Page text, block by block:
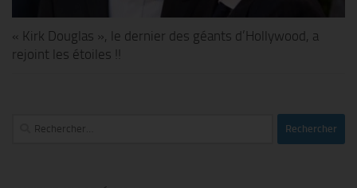
« Kirk Douglas », le dernier des géants d’Hollywood, a
rejoint les étoiles !!
Rechercher :